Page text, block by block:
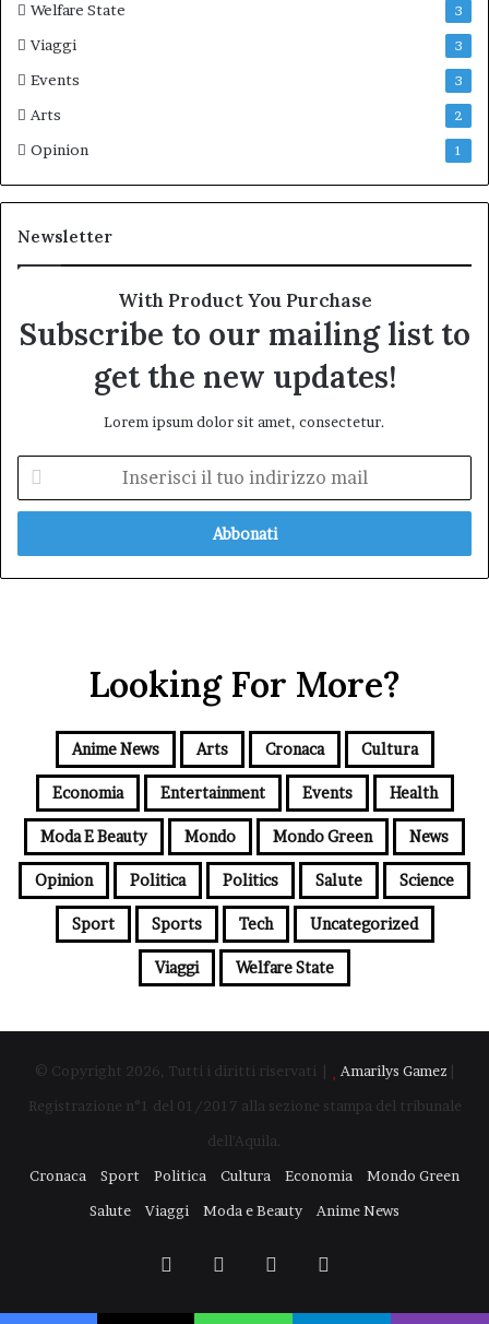
Welfare State 3
Viaggi 3
Events 3
Arts 2
Opinion 1
Newsletter
With Product You Purchase
Subscribe to our mailing list to
get the new updates!
Lorem ipsum dolor sit amet, consectetur.
tuo
mail
Looking For More?
Anime News Arts Cronaca Cultura
Economia Entertainment Events Health
Moda E Beauty Mondo Mondo Green News
Opinion Politica Politics Salute Science
Sport Sports Tech Uncategorized
Viaggi Welfare State
© Copyright 2026, Tutti i diritti riservati | Amarilys Gamez
Registrazione n°1 del 01/2017 alla sezione stampa del tribunale
dell'Aquila.
Cronaca
Sport Politica Cultura Economia
Mondo Green
Salute
Viaggi Moda e Beauty Anime News
Facebook
Tube